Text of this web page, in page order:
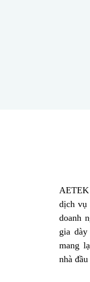
dịch vụ
doanh
gia
mang
nhà